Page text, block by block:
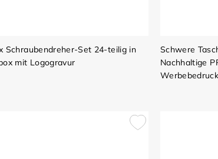
Schraubendreher-Set 24-teilig in
mit Logogravur
Schwere
Nachhaltige